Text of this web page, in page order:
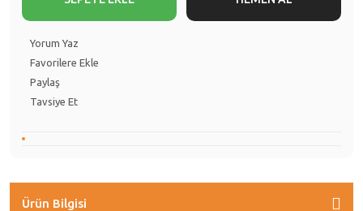
Yorum Yaz
Paylaş
Tavsiye Et
Ürün Bilgisi